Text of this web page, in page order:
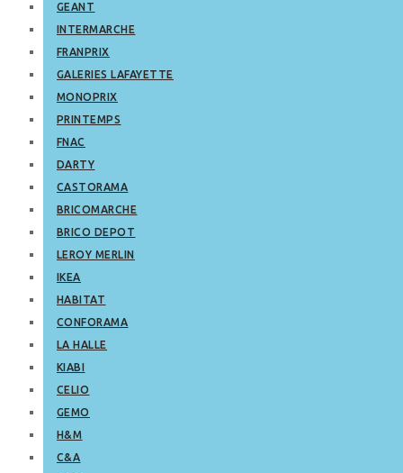
GEANT
INTERMARCHE
FRANPRIX
GALERIES LAFAYETTE
MONOPRIX
PRINTEMPS
FNAC
DARTY
CASTORAMA
BRICOMARCHE
BRICO DEPOT
LEROY MERLIN
IKEA
HABITAT
CONFORAMA
LA HALLE
KIABI
CELIO
GEMO
H&M
C&A